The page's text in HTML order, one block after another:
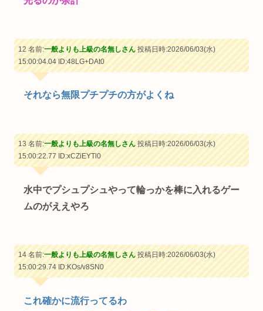
12 名前:一般よりも上級の名無しさん投稿日時:2026/06/03(水)
15:00:04.04ID:48LG+DAt0
それなら無限プチプチの方がよくね
13 名前:一般よりも上級の名無しさん投稿日時:2026/06/03(水)
15:00:22.77ID:xCZiEYTl0
水中でプシュプシュやって輪っかを棒に入れるゲー
ムのがええやろ
14 名前:一般よりも上級の名無しさん投稿日時:2026/06/03(水)
15:00:29.74ID:KOs/v8SN0
これ確かに流行ってるわ